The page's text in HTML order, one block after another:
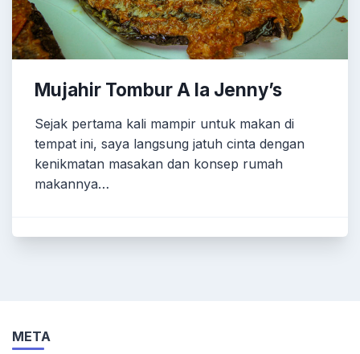
Mujahir Tombur A la Jenny’s
Sejak pertama kali mampir untuk makan di
tempat ini, saya langsung jatuh cinta dengan
kenikmatan masakan dan konsep rumah
makannya…
META